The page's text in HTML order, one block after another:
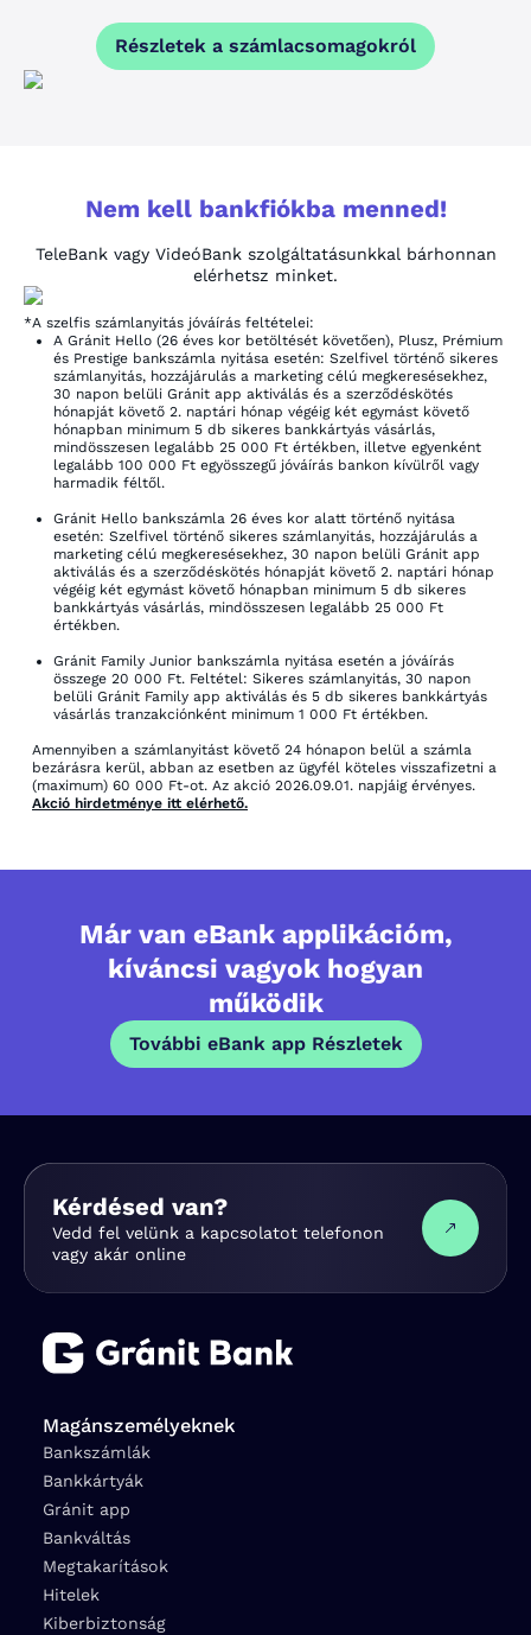
Részletek a számlacsomagokról
Nem kell bankfiókba menned!
TeleBank vagy VideóBank szolgáltatásunkkal bárhonnan
elérhetsz minket.
*A szelfis számlanyitás jóváírás feltételei:
A Gránit Hello (26 éves kor betöltését követően), Plusz, Prémium
és Prestige bankszámla nyitása esetén: Szelfivel történő sikeres
számlanyitás, hozzájárulás a marketing célú megkeresésekhez,
30 napon belüli Gránit app aktiválás és a szerződéskötés
hónapját követő 2. naptári hónap végéig két egymást követő
hónapban minimum 5 db sikeres bankkártyás vásárlás,
mindösszesen legalább 25 000 Ft értékben, illetve egyenként
legalább 100 000 Ft egyösszegű jóváírás bankon kívülről vagy
harmadik féltől.
Gránit Hello bankszámla 26 éves kor alatt történő nyitása
esetén: Szelfivel történő sikeres számlanyitás, hozzájárulás a
marketing célú megkeresésekhez, 30 napon belüli Gránit app
aktiválás és a szerződéskötés hónapját követő 2. naptári hónap
végéig két egymást követő hónapban minimum 5 db sikeres
bankkártyás vásárlás, mindösszesen legalább 25 000 Ft
értékben.
Gránit Family Junior bankszámla nyitása esetén a jóváírás
összege 20 000 Ft. Feltétel: Sikeres számlanyitás, 30 napon
belüli Gránit Family app aktiválás és 5 db sikeres bankkártyás
vásárlás tranzakciónként minimum 1 000 Ft értékben.
Amennyiben a számlanyitást követő 24 hónapon belül a számla
bezárásra kerül, abban az esetben az ügyfél köteles visszafizetni a
(maximum) 60 000 Ft-ot. Az akció 2026.09.01. napjáig érvényes.
Akció hirdetménye itt elérhető.
Már van eBank applikációm,
kíváncsi vagyok hogyan
működik
További eBank app Részletek
Kérdésed van?
Vedd fel velünk a kapcsolatot telefonon
vagy akár online
Magánszemélyeknek
Bankszámlák
Bankkártyák
Gránit app
Bankváltás
Megtakarítások
Hitelek
Kiberbiztonság